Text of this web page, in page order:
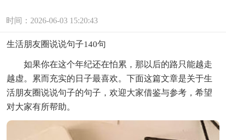
时间：2026-06-03 15:20:43
生活朋友圈说说句子140句
如果你在这个年纪还在怕累，那以后的路只能越走
越虚。累而充实的日子最喜欢。下面这篇文章是关于生
活朋友圈说说句子的句子，欢迎大家借鉴与参考，希望
对大家有所帮助。